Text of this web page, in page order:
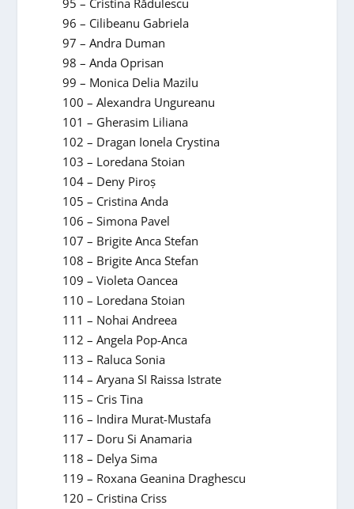
95 – Cristina Rădulescu
96 – Cilibeanu Gabriela
97 – Andra Duman
98 – Anda Oprisan
99 – Monica Delia Mazilu
100 – Alexandra Ungureanu
101 – Gherasim Liliana
102 – Dragan Ionela Crystina
103 – Loredana Stoian
104 – Deny Piroș
105 – Cristina Anda
106 – Simona Pavel
107 – Brigite Anca Stefan
108 – Brigite Anca Stefan
109 – Violeta Oancea
110 – Loredana Stoian
111 – Nohai Andreea
112 – Angela Pop-Anca
113 – Raluca Sonia
114 – Aryana SI Raissa Istrate
115 – Cris Tina
116 – Indira Murat-Mustafa
117 – Doru Si Anamaria
118 – Delya Sima
119 – Roxana Geanina Draghescu
120 – Cristina Criss